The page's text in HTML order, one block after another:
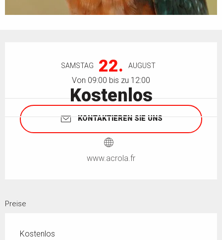
SAMSTAG 22. AUGUST
Von 09:00 bis zu 12:00
Kostenlos
KONTAKTIEREN SIE UNS
www.acrola.fr
Preise
Kostenlos